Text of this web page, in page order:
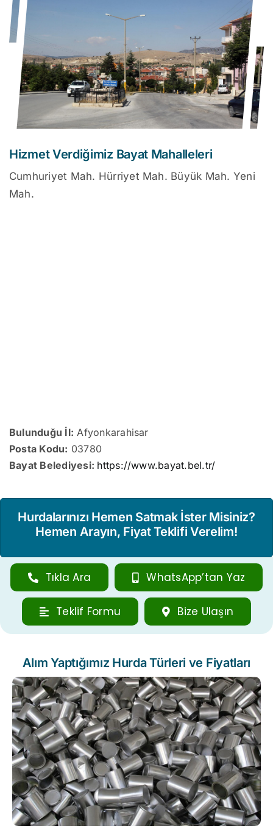
Hizmet Verdiğimiz Bayat Mahalleleri
Cumhuriyet Mah. Hürriyet Mah. Büyük Mah. Yeni
Mah.
Bulunduğu İl: Afyonkarahisar
Posta Kodu: 03780
Bayat Belediyesi: https://www.bayat.bel.tr/
Hurdalarınızı Hemen Satmak İster Misiniz?
Hemen Arayın, Fiyat Teklifi Verelim!
Tıkla Ara WhatsApp’tan Yaz
Teklif Formu Bize Ulaşın
Alım Yaptığımız Hurda Türleri ve Fiyatları